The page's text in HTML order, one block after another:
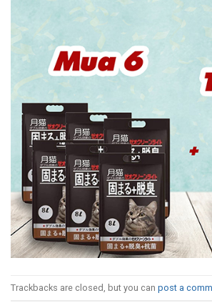
Trackbacks are closed, but you can post a